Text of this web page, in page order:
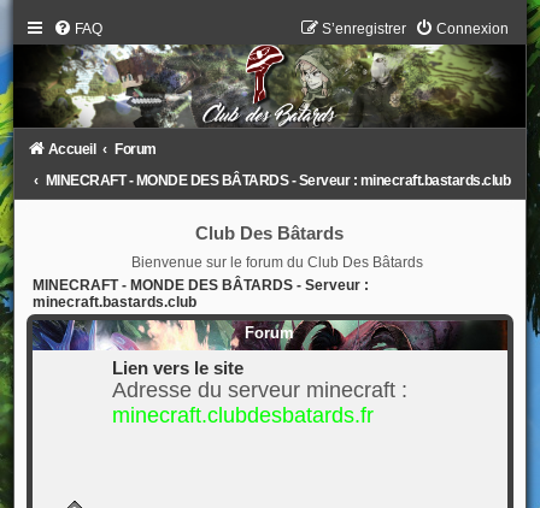
FAQ Connexion
S’enregistrer
Accueil
Forum
MINECRAFT - MONDE DES BÂTARDS - Serveur : minecraft.bastards.club
Club Des Bâtards
Bienvenue sur le forum du Club Des Bâtards
MINECRAFT - MONDE DES BÂTARDS - Serveur :
minecraft.bastards.club
Forum
Lien vers le site
Adresse du serveur minecraft :
minecraft.clubdesbatards.fr